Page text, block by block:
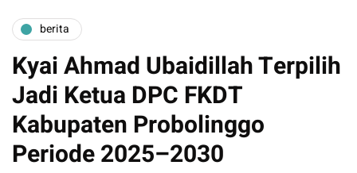
berita
Kyai Ahmad Ubaidillah Terpilih
Jadi Ketua DPC FKDT
Kabupaten Probolinggo
Periode 2025–2030